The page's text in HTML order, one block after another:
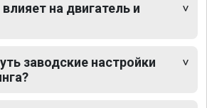
на двигатель и
заводские настройки